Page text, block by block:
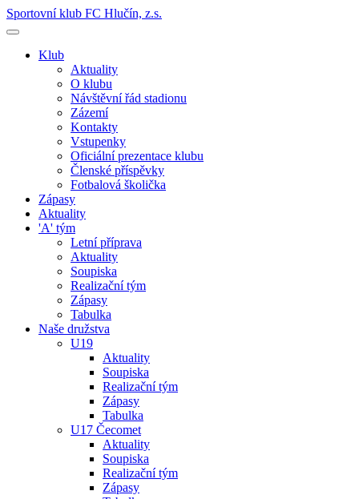
Sportovní klub FC Hlučín, z.s.
Klub
Aktuality
O klubu
Návštěvní řád stadionu
Zázemí
Kontakty
Vstupenky
Oficiální prezentace klubu
Členské příspěvky
Fotbalová školička
Zápasy
Aktuality
'A' tým
Letní příprava
Aktuality
Soupiska
Realizační tým
Zápasy
Tabulka
Naše družstva
U19
Aktuality
Soupiska
Realizační tým
Zápasy
Tabulka
U17 Čecomet
Aktuality
Soupiska
Realizační tým
Zápasy